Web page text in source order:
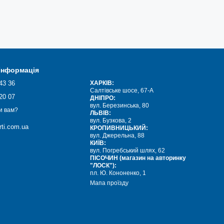
та збережуть вас від непередбачуваних витрат на ремонт та
TIMKEN(США) SNR
підшипники є ідеальним вибором для вашого обладнання.
36
07
вам?
ХАРКІВ:
Салтівське шосе, 67-А
ДНІПРО:
вул. Березинська, 80
ЛЬВІВ:
вул. Бузкова, 2
КРОПИВНИЦЬКИЙ:
вул. Джерельна, 88
КИЇВ:
вул. Погребський шлях, 62
ПІСОЧИН (магазин на авторинку
"ЛОСК"):
пл. Ю. Кононенко, 1
Мапа проїзду